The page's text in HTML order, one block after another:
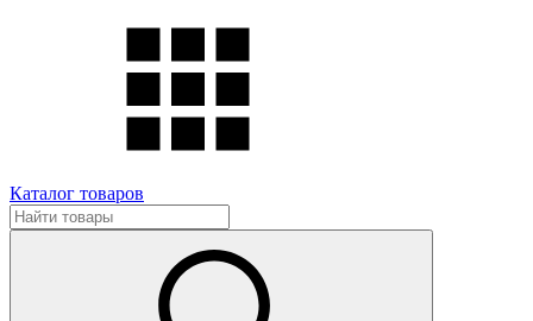
Каталог товаров